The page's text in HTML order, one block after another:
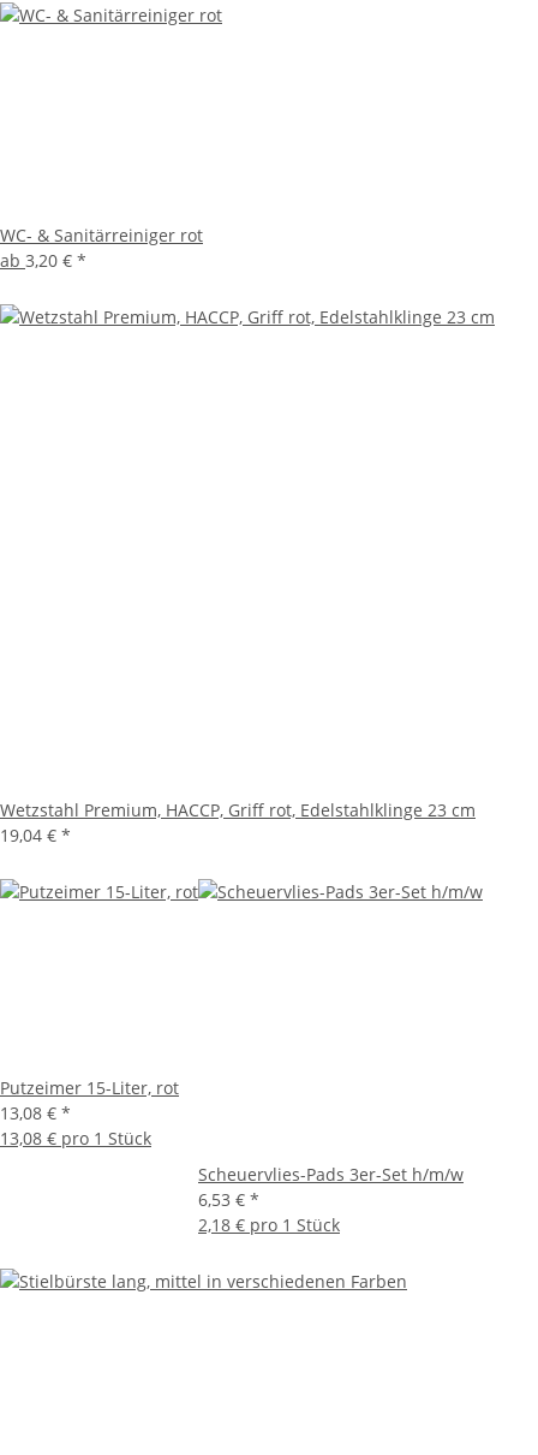
WC- & Sanitärreiniger rot
ab 3,20 € *
Wetzstahl Premium, HACCP, Griff rot, Edelstahlklinge 23 cm
19,04 € *
Putzeimer 15-Liter, rot
13,08 € *
13,08 € pro 1 Stück
Scheuervlies-Pads 3er-Set h/m/w
6,53 € *
2,18 € pro 1 Stück